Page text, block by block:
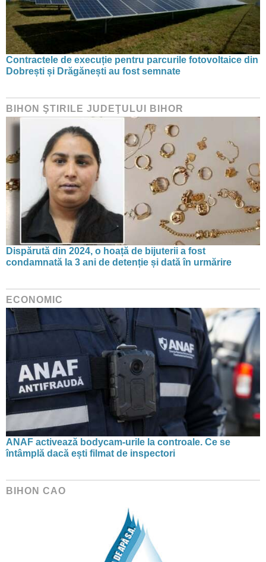
Contractele de execuție pentru parcurile fotovoltaice din
Dobrești și Drăgănești au fost semnate
BIHON ŞTIRILE JUDEŢULUI BIHOR
Dispărută din 2024, o hoață de bijuterii a fost
condamnată la 3 ani de detenție și dată în urmărire
ECONOMIC
ANAF activează bodycam-urile la controale. Ce se
întâmplă dacă ești filmat de inspectori
BIHON CAO